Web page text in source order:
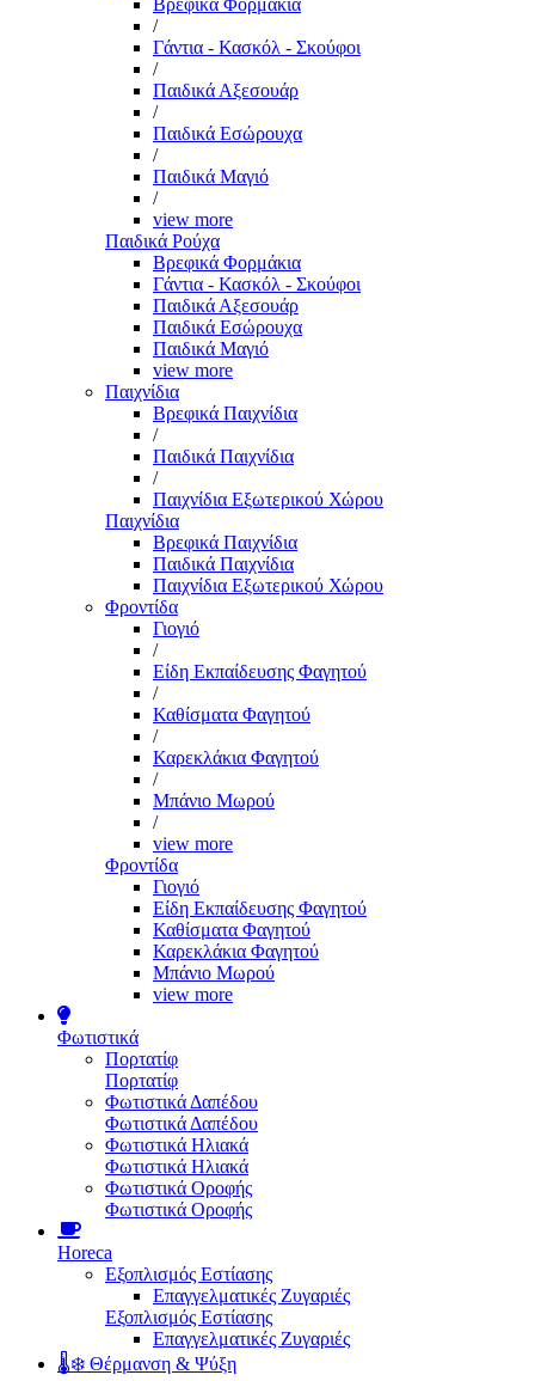
Βρεφικά Φορμάκια
/
Γάντια - Κασκόλ - Σκούφοι
/
Παιδικά Αξεσουάρ
/
Παιδικά Εσώρουχα
/
Παιδικά Μαγιό
/
view more
Παιδικά Ρούχα
Βρεφικά Φορμάκια
Γάντια - Κασκόλ - Σκούφοι
Παιδικά Αξεσουάρ
Παιδικά Εσώρουχα
Παιδικά Μαγιό
view more
Παιχνίδια
Βρεφικά Παιχνίδια
/
Παιδικά Παιχνίδια
/
Παιχνίδια Εξωτερικού Χώρου
Παιχνίδια
Βρεφικά Παιχνίδια
Παιδικά Παιχνίδια
Παιχνίδια Εξωτερικού Χώρου
Φροντίδα
Γιογιό
/
Είδη Εκπαίδευσης Φαγητού
/
Καθίσματα Φαγητού
/
Καρεκλάκια Φαγητού
/
Μπάνιο Μωρού
/
view more
Φροντίδα
Γιογιό
Είδη Εκπαίδευσης Φαγητού
Καθίσματα Φαγητού
Καρεκλάκια Φαγητού
Μπάνιο Μωρού
view more
Φωτιστικά
Πορτατίφ
Πορτατίφ
Φωτιστικά Δαπέδου
Φωτιστικά Δαπέδου
Φωτιστικά Ηλιακά
Φωτιστικά Ηλιακά
Φωτιστικά Οροφής
Φωτιστικά Οροφής
Horeca
Εξοπλισμός Εστίασης
Επαγγελματικές Ζυγαριές
Εξοπλισμός Εστίασης
Επαγγελματικές Ζυγαριές
🌡️❄️ Θέρμανση & Ψύξη